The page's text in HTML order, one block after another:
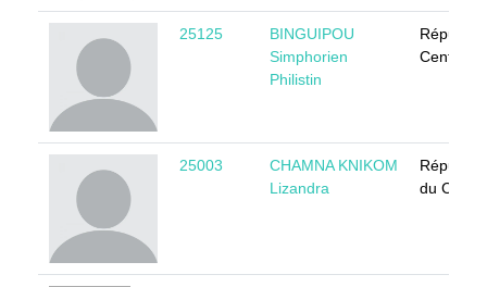
25125
BINGUIPOU
Simphorien
Philistin
25003
CHAMNA KNIKOM
Lizandra
du